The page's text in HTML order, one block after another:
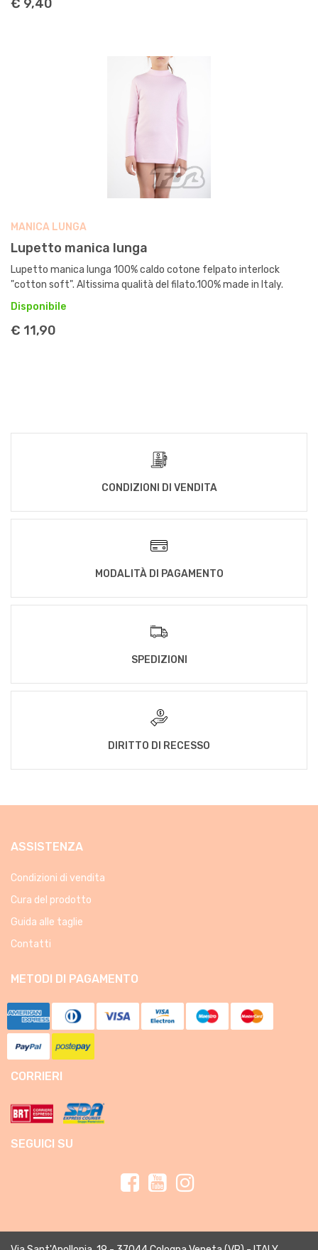
€ 9,40
MANICA LUNGA
Lupetto manica lunga
Lupetto manica lunga 100% caldo cotone felpato interlock
"cotton soft". Altissima qualità del filato.100% made in Italy.
Disponibile
€ 11,90
CONDIZIONI DI VENDITA
MODALITÀ DI PAGAMENTO
SPEDIZIONI
DIRITTO DI RECESSO
ASSISTENZA
Condizioni di vendita
Cura del prodotto
Guida alle taglie
Contatti
METODI DI PAGAMENTO
CORRIERI
SEGUICI SU